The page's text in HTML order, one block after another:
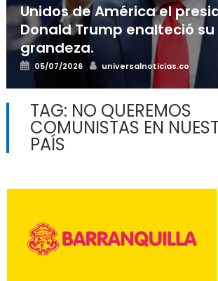
Unidos de América el
Donald Trump enalteció su
grandeza.
Posted
05/07/2026 Author
universalnoticias.co
TAG: NO QUEREMOS
COMUNISTAS EN
PAÍS